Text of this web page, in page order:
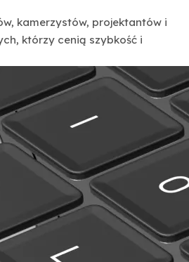
kamerzystów, projektantów i
którzy cenią szybkość i